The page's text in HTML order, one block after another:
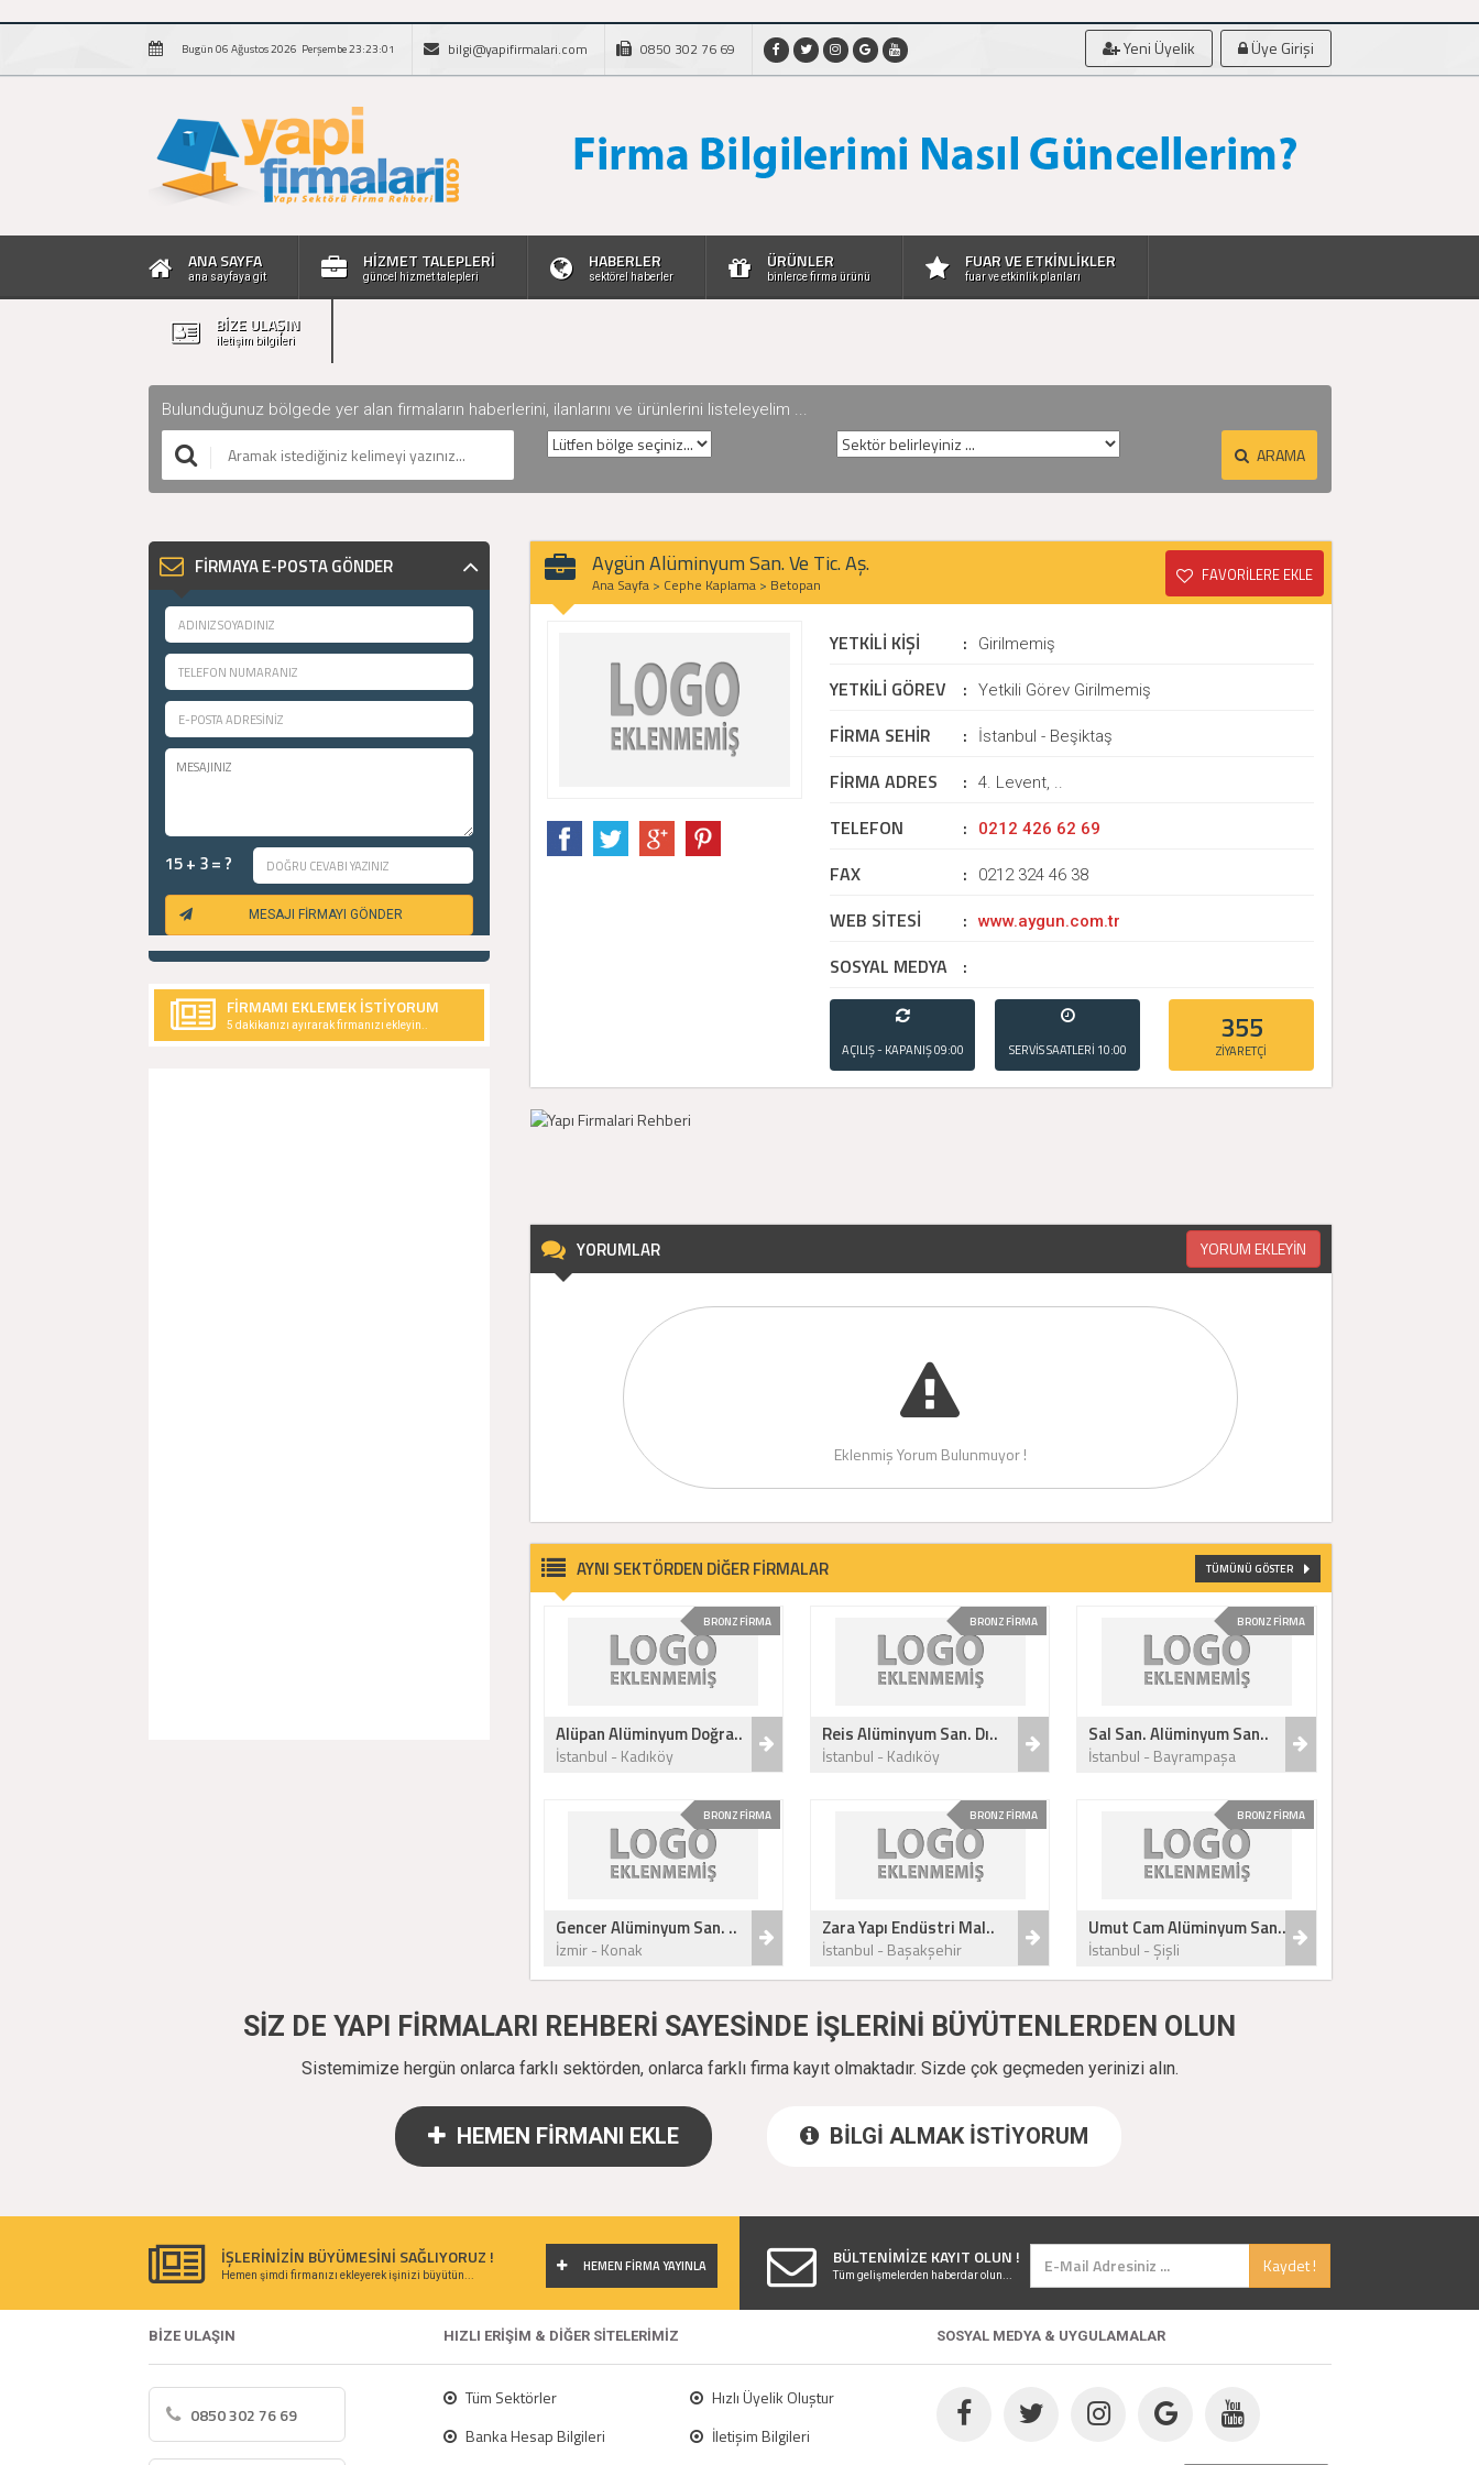
Bugün 06 Ağustos 2026 Perşembe 23:23:02 bilgi@yapifirmalari.com 0850 302 76 69 Yeni Üyelik Üye Girişi
ANA SAYFA
ana sayfaya git
HİZMET TALEPLERİ
güncel hizmet talepleri
HABERLER
sektörel haberler
ÜRÜNLER
binlerce firma ürünü
FUAR VE ETKİNLİKLER
fuar ve etkinlik planları
BİZE ULAŞIN
iletişim bilgileri
Bulunduğunuz bölgede yer alan firmaların haberlerini, ilanlarını ve ürünlerini listeleyelim ...
ARAMA
FİRMAYA E-POSTA GÖNDER
15 + 3 = ?
MESAJI FİRMAYI GÖNDER
FİRMAMI EKLEMEK İSTİYORUM
5 dakikanızı ayırarak firmanızı ekleyin..
Aygün Alüminyum San. Ve Tic. Aş.
Ana Sayfa > Cephe Kaplama> Betopan FAVORİLERE EKLE
YETKİLİ KİŞİ : Girilmemiş
YETKİLİ GÖREV : Yetkili Görev Girilmemiş
FİRMA SEHİR : İstanbul - Beşiktaş
FİRMA ADRES : 4. Levent, ..
TELEFON : 0212 426 62 69
FAX : 0212 324 46 38
WEB SİTESİ : www.aygun.com.tr
SOSYAL MEDYA :
AÇILIŞ - KAPANIŞ09:00
- 21:00
SERVİS SAATLERİ 10:00
- 20:00
355
ZİYARETÇİ
YORUMLAR YORUM EKLEYİN
Eklenmiş Yorum Bulunmuyor !
AYNI SEKTÖRDEN DİĞER FİRMALAR TÜMÜNÜ GÖSTER
BRONZ FİRMA
Alüpan Alüminyum Doğra..
İstanbul - Kadıköy
BRONZ FİRMA
Reis Alüminyum San. Dı..
İstanbul - Kadıköy
BRONZ FİRMA
Sal San. Alüminyum San..
İstanbul - Bayrampaşa
BRONZ FİRMA
Gencer Alüminyum San. ..
İzmir - Konak
BRONZ FİRMA
Zara Yapı Endüstri Mal..
İstanbul - Başakşehir
BRONZ FİRMA
Umut Cam Alüminyum San..
İstanbul - Şişli
SİZ DE YAPI FİRMALARI REHBERİ SAYESİNDE İŞLERİNİ BÜYÜTENLERDEN OLUN
Sistemimize hergün onlarca farklı sektörden, onlarca farklı firma kayıt olmaktadır. Sizde çok geçmeden yerinizi alın.
HEMEN FİRMANI EKLE BİLGİ ALMAK İSTİYORUM
İŞLERİNİZİN BÜYÜMESİNİ SAĞLIYORUZ ! HEMEN FİRMA YAYINLA
Hemen şimdi firmanızı ekleyerek işinizi büyütün...
BÜLTENİMİZE KAYIT OLUN ! Kaydet !
Tüm gelişmelerden haberdar olun...
BİZE ULAŞIN HIZLI ERİŞİM & DİĞER SİTELERİMİZ SOSYAL MEDYA & UYGULAMALAR
0850 302 76 69
Tüm Sektörler
Hızlı Üyelik Oluştur
Banka Hesap Bilgileri
İletişim Bilgileri